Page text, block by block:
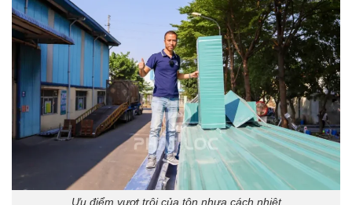
Ưu điểm vượt trội của tôn nhựa cách nhiệt